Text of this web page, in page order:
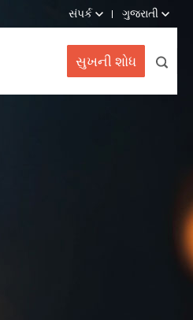
સંપર્ક ગુજરાતી
સુખની શોધ